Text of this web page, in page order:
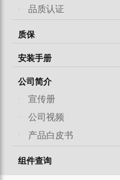
·
品质认证
质保
安装手册
公司简介
·
宣传册
·
公司视频
·
产品白皮书
组件查询